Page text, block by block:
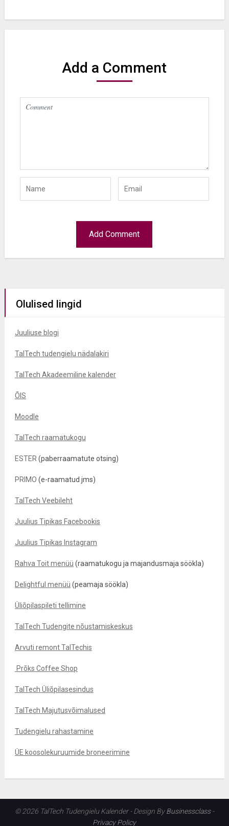
Add a Comment
Olulised lingid
Juuliuse blogi
TalTech tudengielu nädalakiri
TalTech Akadeemiline kalender
ÕIS
Moodle
TalTech raamatukogu
ESTER (paberraamatute otsing)
PRIMO (e-raamatud jms)
TalTech Veebileht
Juulius Tipikas Facebookis
Juulius Tipikas Instagram
Rahva Toit menüü (raamatukogu ja majandusmaja söökla)
Delightful menüü (peamaja söökla)
Üliõpilaspileti tellimine
TalTech Tudengite nõustamiskeskus
Arvuti remont TalTechis
Prõks Coffee Shop
TalTech Üliõpilasesindus
TalTech Majutusvõimalused
Tudengielu rahastamine
ÜE koosolekuruumide broneerimine
© 2026 TalTech Tudengielu Kalender - Design ByBusinessclass-
Privacy Policy